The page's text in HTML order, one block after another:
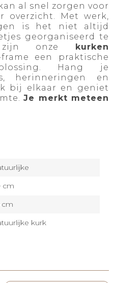
al snel zorgen voor
overzicht. Met werk,
is het niet altijd
georganiseerd te
zijn onze kurken
een praktische
Hang je
herinneringen en
bij elkaar en geniet
Je merkt meteen
cm
cm
kurk